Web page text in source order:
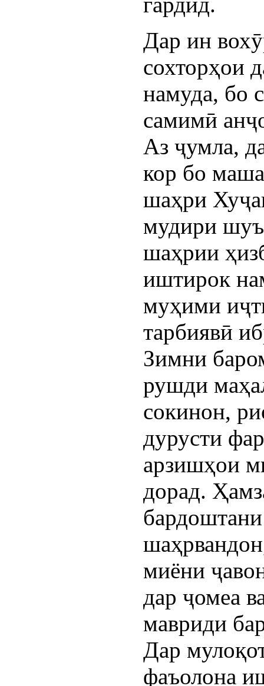
Дар ин
сохторҳои
намуда, бо
самимӣ
Аз ҷумла,
кор бо
шаҳри
мудири
шаҳрии
иштирок
муҳими
тарбиявӣ
Зимни
рушди
сокинон,
дурусти
арзишҳои
дорад.
миёни
дар ҷомеа
мавриди
Дар
фаъолона